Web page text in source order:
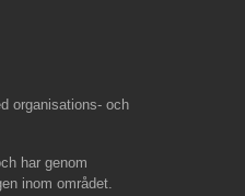
organisations- och
har genom
inom området.